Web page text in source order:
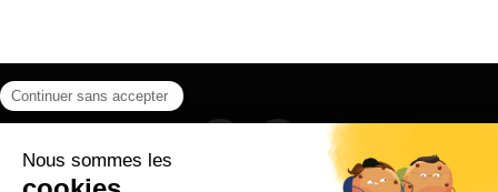
Instagram